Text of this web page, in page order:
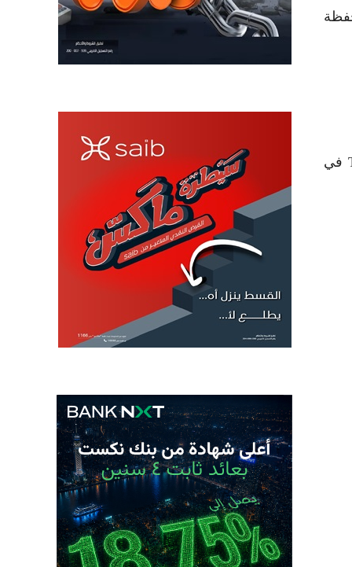
محفظة
وأطلقت الشركة عدد من المشروعات في 2024، بما في ذلك مراحل جديدة في تاج سيتي وسراي وThe Butterfly في